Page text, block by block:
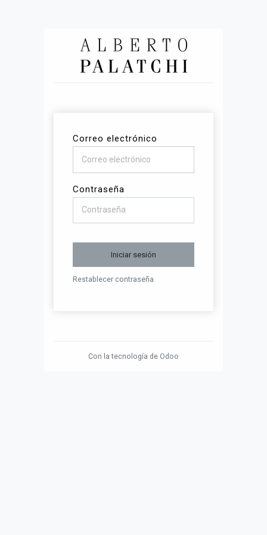
Correo electrónico
Contraseña
Iniciar sesión
Restablecer contraseña
Con la tecnología de Odoo